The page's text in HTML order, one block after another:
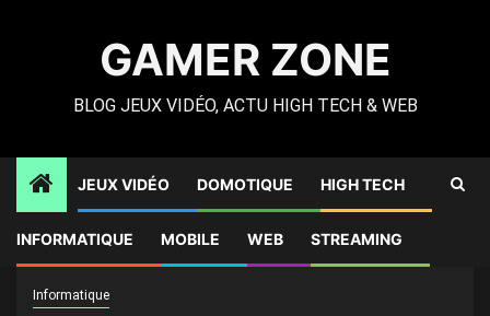
GAMER ZONE
BLOG JEUX VIDÉO, ACTU HIGH TECH & WEB
JEUX VIDÉO DOMOTIQUE HIGH TECH
INFORMATIQUE MOBILE WEB STREAMING
1024×768 à chaque redémarrage de Windows ?
Informatique